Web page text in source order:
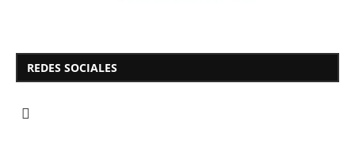
REDES SOCIALES